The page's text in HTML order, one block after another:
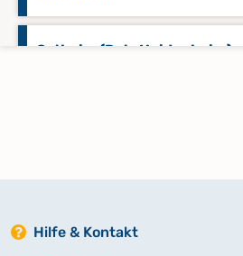
Ostheim (Dek. Heidenheim)
Sausenhofen
Hilfe & Kontakt